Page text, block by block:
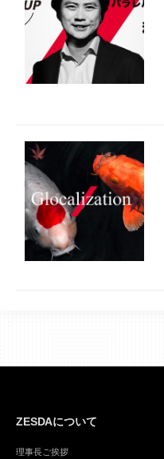
ZESDAについて
理事長ご挨拶